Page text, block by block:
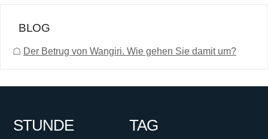
BLOG
☖ Der Betrug von Wangiri. Wie gehen Sie damit um?
STUNDE TAG